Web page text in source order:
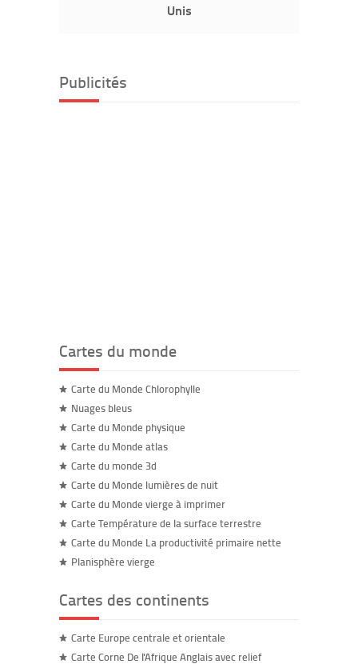
Unis
Publicités
Cartes du monde
Carte du Monde Chlorophylle
Nuages bleus
Carte du Monde physique
Carte du Monde atlas
Carte du monde 3d
Carte du Monde lumières de nuit
Carte du Monde vierge à imprimer
Carte Température de la surface terrestre
Carte du Monde La productivité primaire nette
Planisphère vierge
Cartes des continents
Carte Europe centrale et orientale
Carte Corne De l'Afrique Anglais avec relief